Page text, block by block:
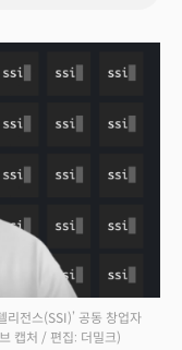
전스(SSI)’ 공동 창업자
캡처 / 편집: 더밀크)